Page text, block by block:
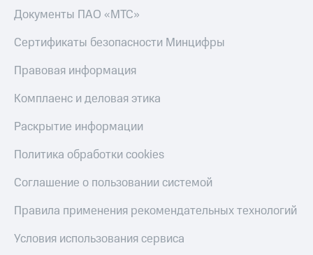
Документы ПАО «МТС»
Сертификаты безопасности Минцифры
Правовая информация
Комплаенс и деловая этика
Раскрытие информации
Политика обработки cookies
Соглашение о пользовании системой
Правила применения рекомендательных технологий
Условия использования сервиса